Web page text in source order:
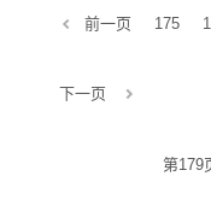
前一页 175
下一页
第179